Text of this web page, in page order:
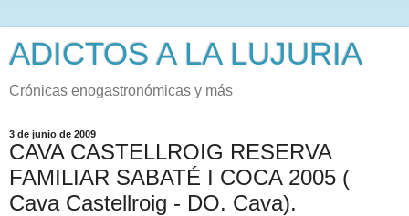
ADICTOS A LA LUJURIA
Crónicas enogastronómicas y más
3 de junio de 2009
CAVA CASTELLROIG RESERVA
FAMILIAR SABATÉ I COCA 2005 (
Cava Castellroig - DO. Cava).